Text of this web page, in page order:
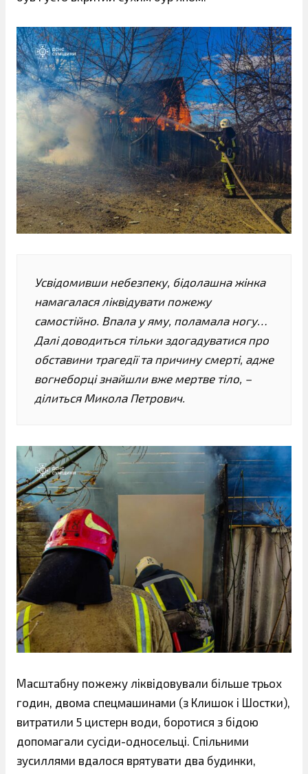
Усвідомивши небезпеку, бідолашна жінка
намагалася ліквідувати пожежу
самостійно. Впала у яму, поламала ногу…
Далі доводиться тільки здогадуватися про
обставини трагедії та причину смерті, адже
вогнеборці знайшли вже мертве тіло, –
ділиться Микола Петрович.
Масштабну пожежу ліквідовували більше трьох
годин, двома спецмашинами (з Клишок і Шостки),
витратили 5 цистерн води, боротися з бідою
допомагали сусіди-односельці. Спільними
зусиллями вдалося врятувати два будинки,